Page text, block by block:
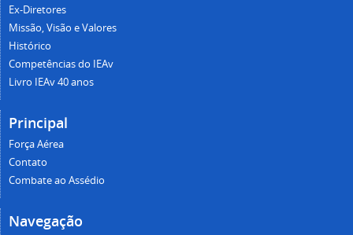
Ex-Diretores
Missão, Visão e Valores
Histórico
Competências do IEAv
Livro IEAv 40 anos
Principal
Força Aérea
Contato
Combate ao Assédio
Navegação